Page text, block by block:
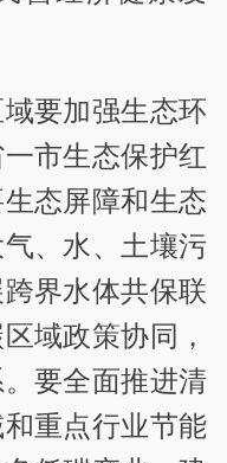
要加强生态环
市生态保护红
态屏障和生态
、水、土壤污
界水体共保联
域政策协同，
要全面推进清
重点行业节能